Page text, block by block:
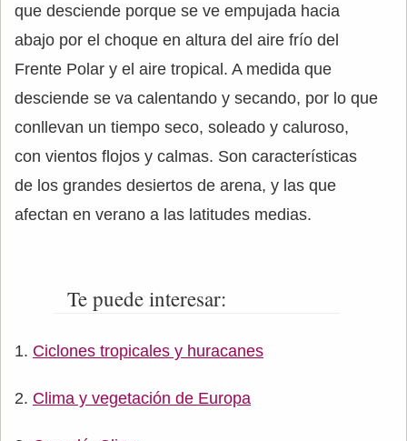
que desciende porque se ve empujada hacia
abajo por el choque en altura del aire frío del
Frente Polar y el aire tropical. A medida que
desciende se va calentando y secando, por lo que
conllevan un tiempo seco, soleado y caluroso,
con vientos flojos y calmas. Son características
de los grandes desiertos de arena, y las que
afectan en verano a las latitudes medias.
Te puede interesar:
Ciclones tropicales y huracanes
Clima y vegetación de Europa